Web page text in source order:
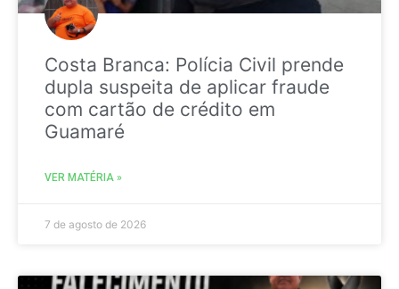
Costa Branca: Polícia Civil prende
dupla suspeita de aplicar fraude
com cartão de crédito em
Guamaré
VER MATÉRIA »
7 de agosto de 2026